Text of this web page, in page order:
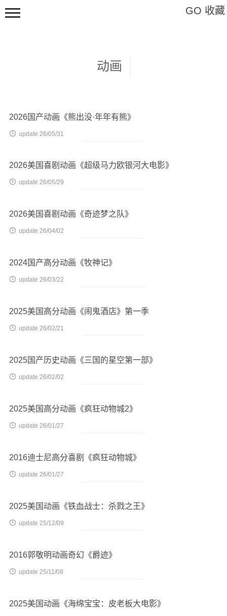
动画
2026国产动画《熊出没·年年有熊》
 update 26/05/31
2026美国喜剧动画《超级马力欧银河大电影》
 update 26/05/29
2026美国喜剧动画《奇迹梦之队》
 update 26/04/02
2024国产高分动画《牧神记》
 update 26/03/22
2025美国高分动画《闹鬼酒店》第一季
 update 26/02/21
2025国产历史动画《三国的星空第一部》
 update 26/02/02
2025美国高分动画《疯狂动物城2》
 update 26/01/27
2016迪士尼高分喜剧《疯狂动物城》
 update 26/01/27
2025美国动画《铁血战士：杀戮之王》
 update 25/12/09
2016郭敬明动画奇幻《爵迹》
 update 25/11/08
2025美国动画《海绵宝宝：皮老板大电影》
GO 收藏
教程
特辑
标签